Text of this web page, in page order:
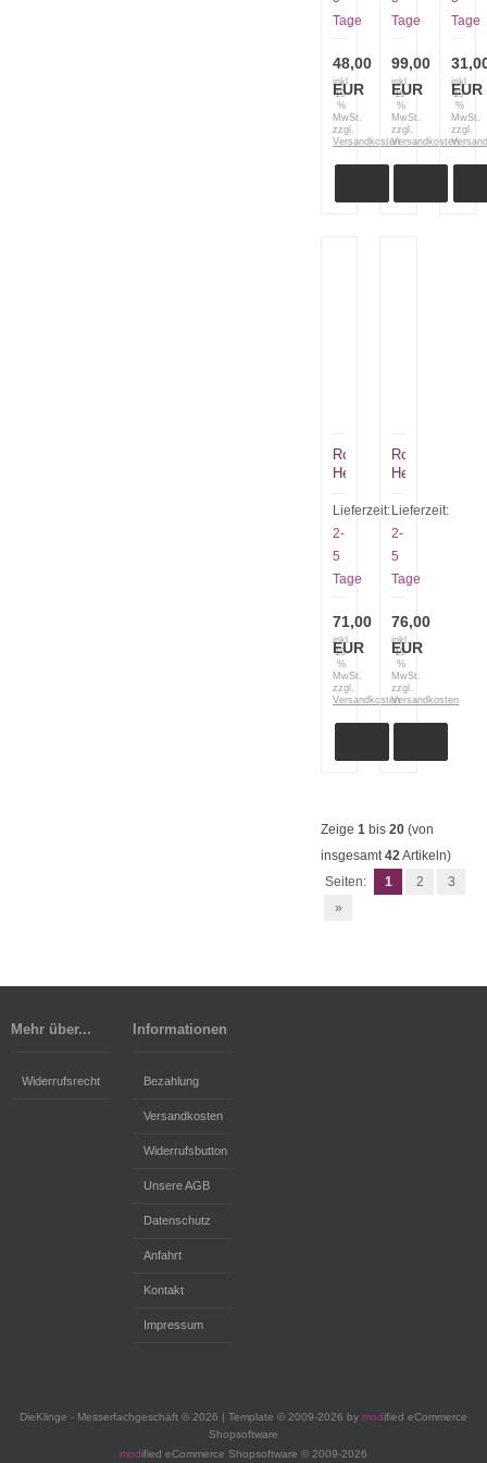
30cm
Gesam
Tage
48,00
EUR
inkl.
19
%
MwSt.
zzgl.
Versandkosten
Tage
99,00
EUR
inkl.
19
%
MwSt.
zzgl.
Versandkosten
Tage
EUR
inkl.
19
%
MwSt.
zzgl.
Robert
Herder
Buckels
Fehrekampf
Palisander
9219.2020.070000
Lieferzeit:
2-
5
Tage
71,00
EUR
inkl.
19
%
MwSt.
zzgl.
Versandkosten
Robert
Herder
Buckels
Fehrekampf
Walnuss
Lieferzeit:
2-
5
Tage
76,00
EUR
inkl.
19
%
MwSt.
zzgl.
Versandkosten
Zeige 1 bis 20 (von
insgesamt42Artikeln)
Seiten:
1 2
3
»
Mehr über...
Widerrufsrecht
Informationen
Bezahlung
Versandkosten
Widerrufsbutton
Unsere AGB
Datenschutz
Anfahrt
Kontakt
Impressum
DieKlinge - Messerfachgeschäft © 2026 | Template © 2009-2026 by modified eCommerce
Shopsoftware
modified eCommerce Shopsoftware © 2009-2026